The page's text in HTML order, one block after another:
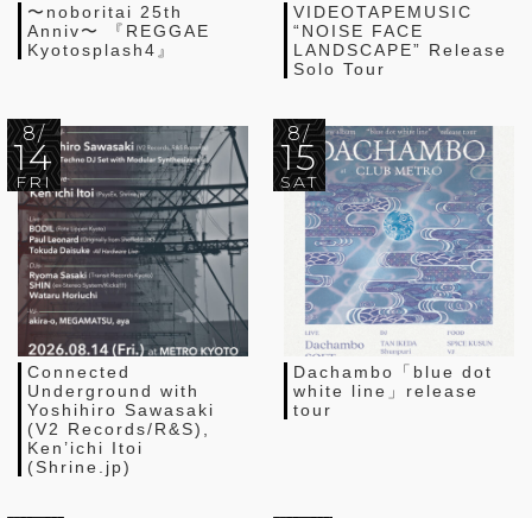
〜noboritai 25th
Anniv〜 『REGGAE
Kyotosplash4』
VIDEOTAPEMUSIC
“NOISE FACE
LANDSCAPE” Release
Solo Tour
8/
14
FRI
Connected
Underground with
Yoshihiro Sawasaki
(V2 Records/R&S),
Ken’ichi Itoi
(Shrine.jp)
8/
15
SAT
Dachambo「blue dot
white line」release
tour